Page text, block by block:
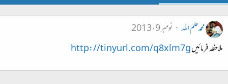
محمد علم اللہ
نومبر 9، 2013
ملاحظہ فرمائیںhttp://tinyurl.com/q8xlm7g